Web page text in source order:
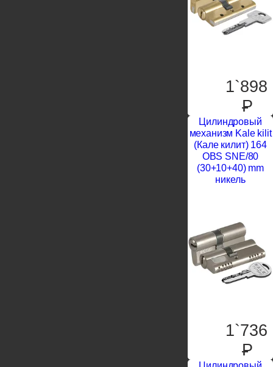
1`898
P
Цилиндровый
механизм Kale kilit
(Кале килит) 164
OBS SNE/80
(30+10+40) mm
никель
1`736
P